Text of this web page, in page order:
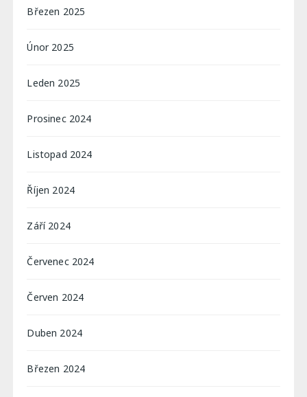
Březen 2025
Únor 2025
Leden 2025
Prosinec 2024
Listopad 2024
Říjen 2024
Září 2024
Červenec 2024
Červen 2024
Duben 2024
Březen 2024